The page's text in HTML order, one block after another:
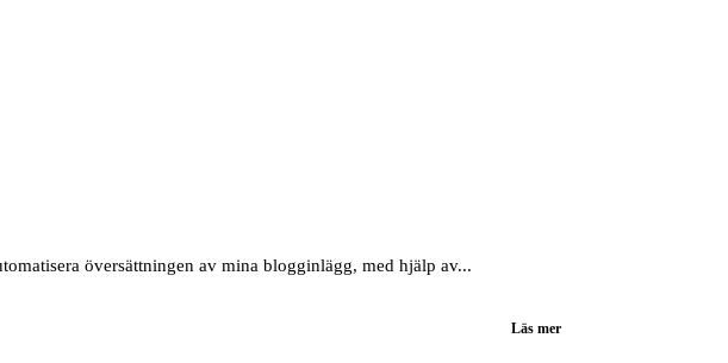
översättningen av mina blogginlägg, med hjälp av...
Läs mer